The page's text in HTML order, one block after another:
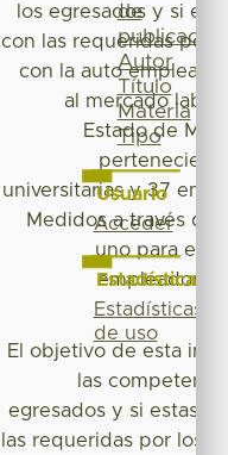
los egresados y si
con las requeridas por
con la auto
al mercado
Estado de
universitarias y 37
Medidos a través de
uno para
El objetivo de esta
las
egresados y si estas
las requeridas por los
de
publicación
Autor
Título
Materia
Tipo
Usuario
Acceder
Estadísticas
Estadísticas
de uso